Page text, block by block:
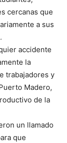
cercanas que
a sus
accidente
la
trabajadores y
Madero,
de la
un llamado
que